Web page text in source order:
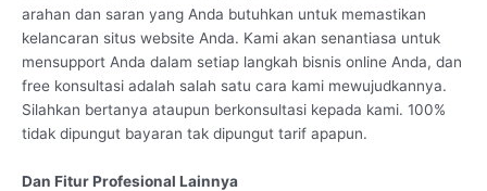
arahan dan saran yang Anda butuhkan untuk memastikan
kelancaran situs website Anda. Kami akan senantiasa untuk
mensupport Anda dalam setiap langkah bisnis online Anda, dan
free konsultasi adalah salah satu cara kami mewujudkannya.
Silahkan bertanya ataupun berkonsultasi kepada kami. 100%
tidak dipungut bayaran tak dipungut tarif apapun.
Dan Fitur Profesional Lainnya